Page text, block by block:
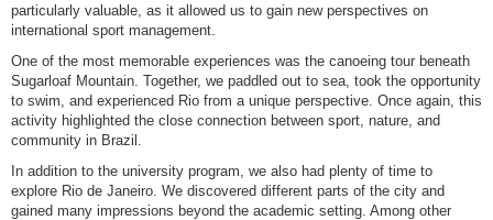
particularly valuable, as it allowed us to gain new perspectives on
international sport management.
One of the most memorable experiences was the canoeing tour beneath
Sugarloaf Mountain. Together, we paddled out to sea, took the opportunity
to swim, and experienced Rio from a unique perspective. Once again, this
activity highlighted the close connection between sport, nature, and
community in Brazil.
In addition to the university program, we also had plenty of time to
explore Rio de Janeiro. We discovered different parts of the city and
gained many impressions beyond the academic setting. Among other